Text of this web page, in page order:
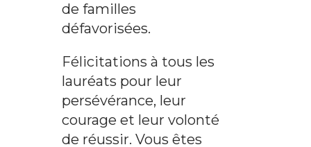
de familles
défavorisées.
Félicitations à tous les
lauréats pour leur
persévérance, leur
courage et leur volonté
de réussir. Vous êtes